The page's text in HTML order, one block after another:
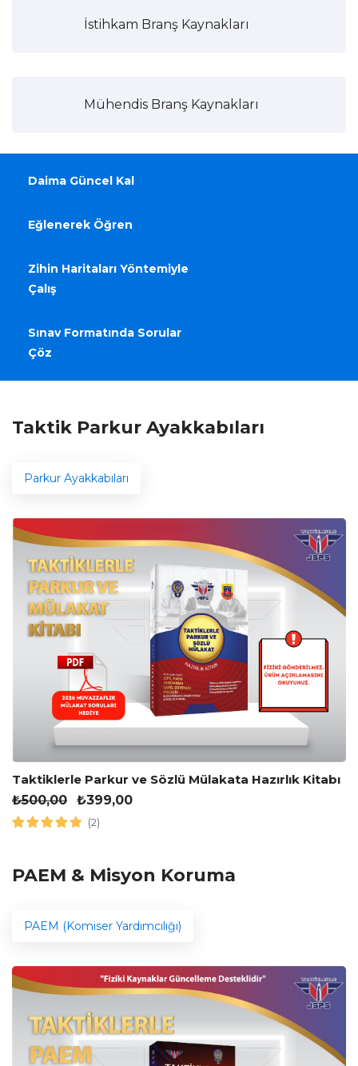
İstihkam Branş Kaynakları
Mühendis Branş Kaynakları
Daima Güncel Kal
Eğlenerek Öğren
Zihin Haritaları Yöntemiyle
Çalış
Sınav Formatında Sorular
Çöz
Taktik Parkur Ayakkabıları
Parkur Ayakkabıları
Taktiklerle Parkur ve Sözlü Mülakata Hazırlık Kitabı
₺500,00 ₺399,00
(2)
PAEM & Misyon Koruma
PAEM (Komiser Yardımcılığı)